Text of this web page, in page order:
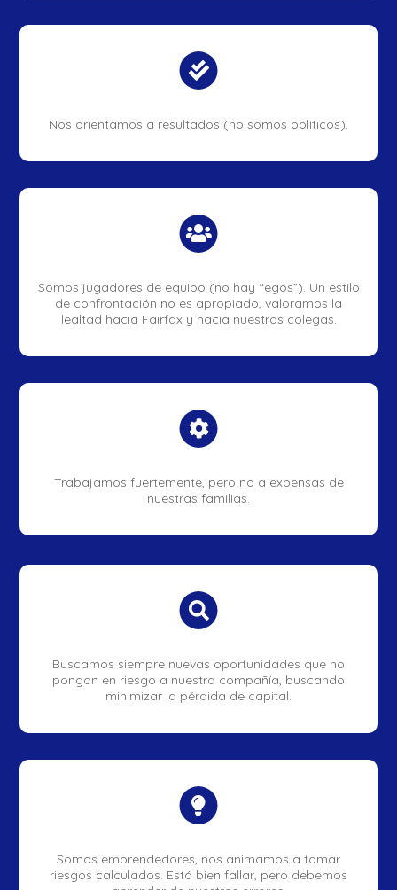

Nos orientamos a resultados (no somos políticos).

Somos jugadores de equipo (no hay “egos”). Un estilo
de confrontación no es apropiado, valoramos la
lealtad hacia Fairfax y hacia nuestros colegas.

Trabajamos fuertemente, pero no a expensas de
nuestras familias.

Buscamos siempre nuevas oportunidades que no
pongan en riesgo a nuestra compañía, buscando
minimizar la pérdida de capital.

Somos emprendedores, nos animamos a tomar
riesgos calculados. Está bien fallar, pero debemos